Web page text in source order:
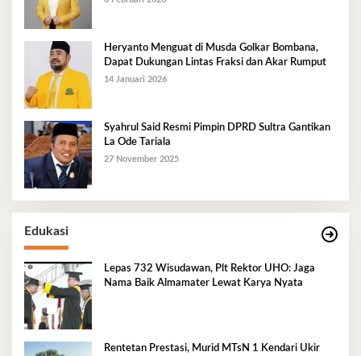
Heryanto Menguat di Musda Golkar Bombana,
Dapat Dukungan Lintas Fraksi dan Akar Rumput
14 Januari 2026
Syahrul Said Resmi Pimpin DPRD Sultra Gantikan
La Ode Tariala
27 November 2025
Edukasi
Lepas 732 Wisudawan, Plt Rektor UHO: Jaga
Nama Baik Almamater Lewat Karya Nyata
Rentetan Prestasi, Murid MTsN 1 Kendari Ukir